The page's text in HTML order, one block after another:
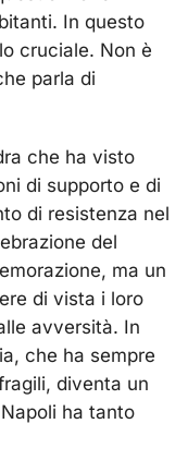
In questo
cruciale. Non è
parla di
che ha visto
di supporto e di
di resistenza nel
del
ma un
di vista i loro
avversità. In
che ha sempre
diventa un
ha tanto